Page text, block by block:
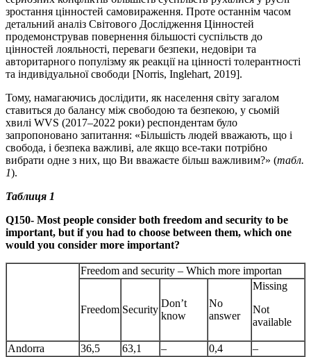
зростання цінностей самовираження. Проте останнім часом
детальний аналіз Світового Дослідження Цінностей
продемонстрував повернення більшості суспільств до
цінностей лояльності, переваги безпеки, недовіри та
авторитарного популізму як реакції на цінності толерантності
та індивідуальної свободи [Norris, Inglehart, 2019].
Тому, намагаючись дослідити, як населення світу загалом
ставиться до балансу між свободою та безпекою, у сьомій
хвилі WVS (2017–2022 роки) респондентам було
запропоновано запитання: «Більшість людей вважають, що і
свобода, і безпека важливі, але якщо все-таки потрібно
вибрати одне з них, що Ви вважаєте більш важливим?» (табл.
1).
Таблиця 1
Q150- Most people consider both freedom and security to be
important, but if you had to choose between them, which one
would you consider more important?
Freedom and security – Which more importan
Freedom Security
Don’t
know
No
answer
Missing
Not
available
Andorra 36,5 63,1 – 0,4
–